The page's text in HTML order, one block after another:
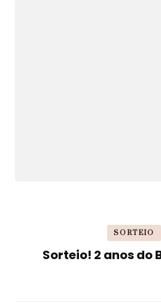
SORTEIO
Sorteio! 2 anos do